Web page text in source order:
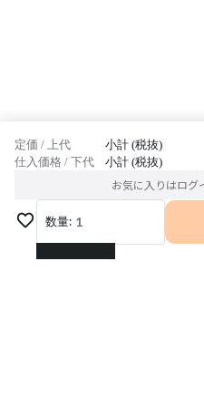
定価 / 上代 小計 (税抜)
仕入価格 / 下代 小計 (税抜)
お気に入りはログ
数量: 1
1